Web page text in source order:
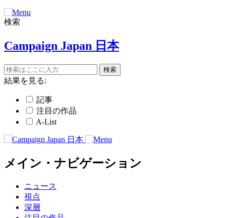
検索
Campaign Japan 日本
結果を見る:
記事
注目の作品
A-List
メイン・ナビゲーション
ニュース
視点
深層